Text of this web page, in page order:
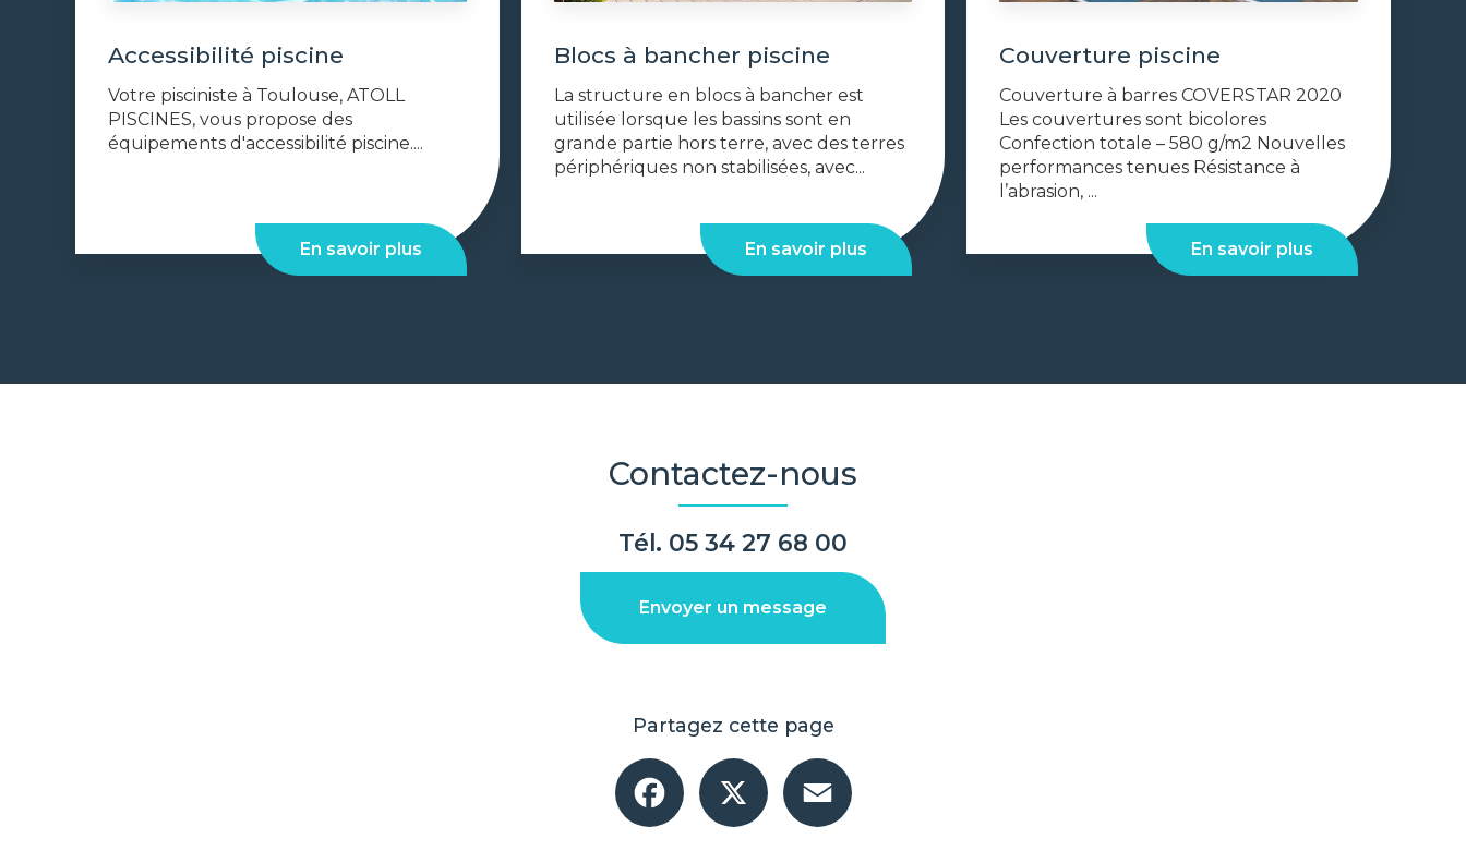
Accessibilité piscine
Votre pisciniste à Toulouse, ATOLL
PISCINES, vous propose des
équipements d'accessibilité piscine....
En savoir plus
Blocs à bancher piscine
La structure en blocs à bancher est
utilisée lorsque les bassins sont en
grande partie hors terre, avec des terres
périphériques non stabilisées, avec...
En savoir plus
Couverture piscine
Couverture à barres COVERSTAR 2020
Les couvertures sont bicolores
Confection totale – 580 g/m2 Nouvelles
performances tenues Résistance à
l’abrasion, ...
En savoir plus
Contactez-nous
Tél. 05 34 27 68 00
Envoyer un message
Partagez cette page
Facebook